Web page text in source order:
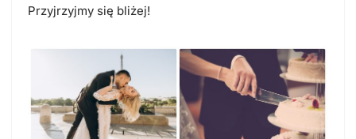
Przyjrzyjmy się bliżej!